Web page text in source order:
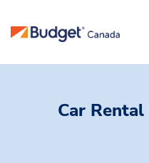
Car Rental